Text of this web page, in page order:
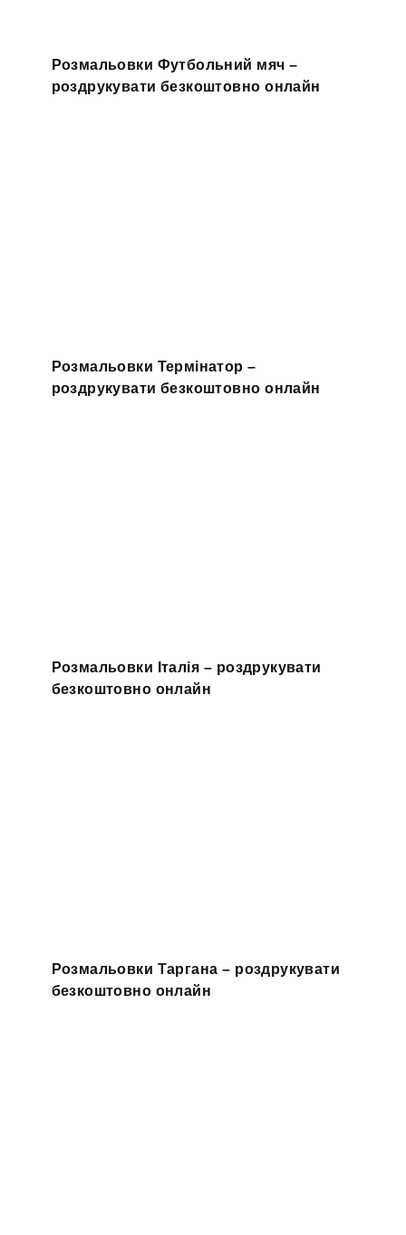
Розмальовки Футбольний мяч –
роздрукувати безкоштовно онлайн
Розмальовки Термінатор –
роздрукувати безкоштовно онлайн
Розмальовки Італія – роздрукувати
безкоштовно онлайн
Розмальовки Таргана – роздрукувати
безкоштовно онлайн